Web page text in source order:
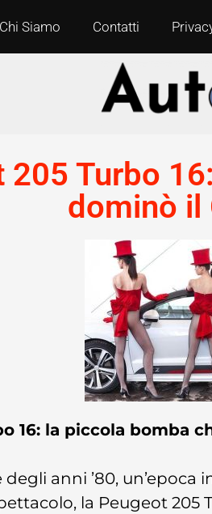
Chi Siamo Contatti
205 Turbo
dominò il
16: la piccola bomba
anni ’80,
la Peugeot 205